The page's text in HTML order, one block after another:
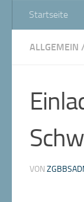
Zum Inhalt
Startseite
ALLGEMEIN
VON